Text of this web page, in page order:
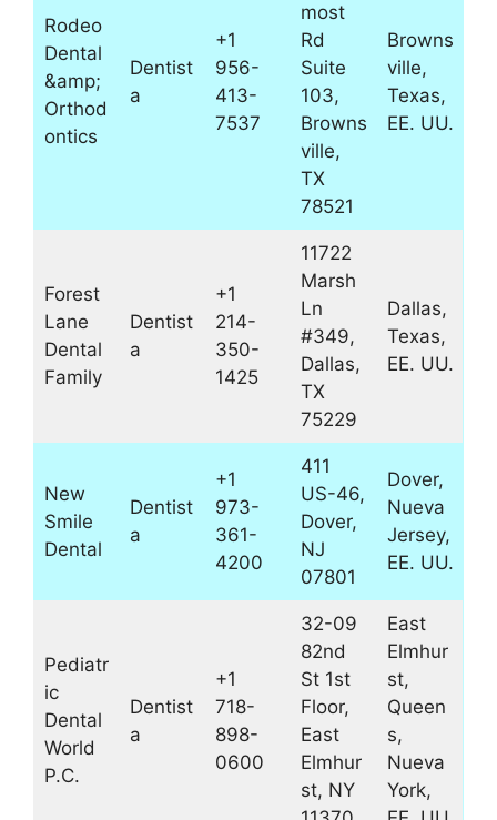
Rodeo
Dental
&amp;
Orthod
ontics
Dentist
a
+1
956-
413-
7537
most
Rd
Suite
103,
Browns
ville,
TX
78521
Browns
ville,
Texas,
EE. UU.
Forest
Lane
Dental
Family
Dentist
a
+1
214-
350-
1425
11722
Marsh
Ln
#349,
Dallas,
TX
75229
Dallas,
Texas,
EE. UU.
New
Smile
Dental
Dentist
a
+1
973-
361-
4200
411
US-46,
Dover,
NJ
07801
Dover,
Nueva
Jersey,
EE. UU.
Pediatr
ic
Dental
World
P.C.
Dentist
a
+1
718-
898-
0600
32-09
82nd
St 1st
Floor,
East
Elmhur
st, NY
East
Elmhur
st,
Queen
s,
Nueva
York,